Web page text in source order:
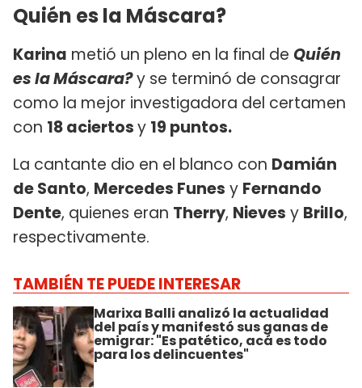
Quién es la Máscara?
Karina metió un pleno en la final de Quién
es la Máscara?y se terminó de consagrar
como la mejor investigadora del certamen
con 18 aciertosy 19 puntos.
La cantante dio en el blanco con Damián
de Santo, Mercedes Funes y Fernando
Dente, quienes eran Therry, Nieves y Brillo,
respectivamente.
TAMBIÉN TE PUEDE INTERESAR
Marixa Balli analizó la actualidad
del país y manifestó sus ganas de
emigrar: "Es patético, acá es todo
para los delincuentes"